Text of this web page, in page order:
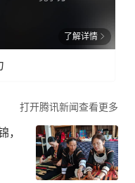
了解详情
打开腾讯新闻查看更多
，